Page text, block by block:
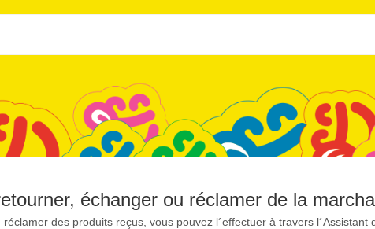
échanger ou réclamer de la
des produits reçus, vous pouvez l´effectuer à travers l´Assistant